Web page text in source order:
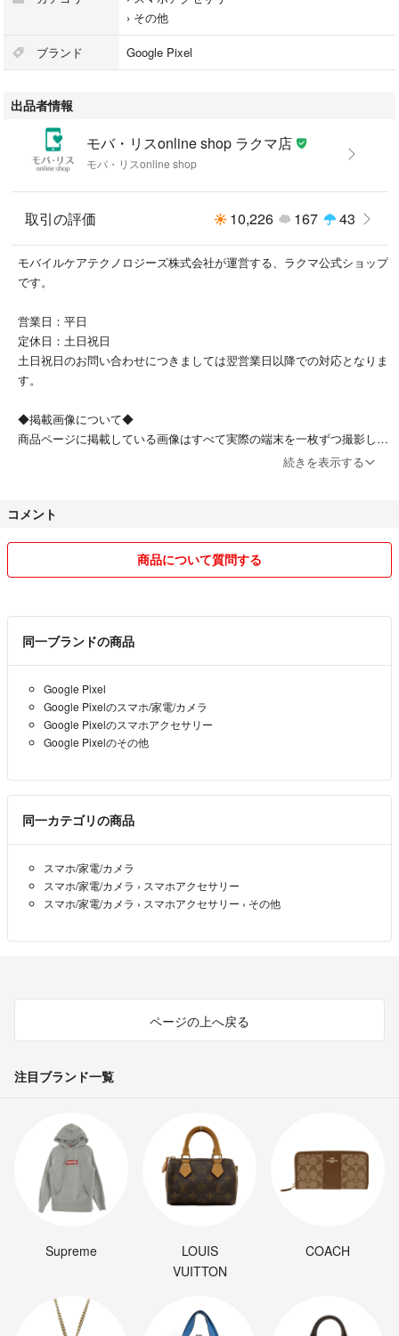
なし 本体のみ
①端末はすべて初期化済み。届いたらすぐに使えます！
②専任スタッフによる検品&クリーニング済。公平な基準でグレード付
③不具合があった場合も、発送後30日以内は返品可能（Jグレードを除
■返品・キャンセル・その他お問い合わせについて
プロフィール欄をご確認ください。
会社によって出品されています。
※1 格安SIMの利用可否については格安SIM提供各社の動作確認済み端末ペ
ージをご確認ください。
ールをご確認ください。
※3 検品時にネットワーク制限について確認していますが、万が一制限が
かかってしまった場合はご購入日から2年以内であれば返品可能です。
› その他
ブランド Google Pixel
出品者情報
モバ・リスonline shop ラクマ店
モバ・リスonline shop
取引の評価 10,226 167 43
モバイルケアテクノロジーズ株式会社が運営する、ラクマ公式ショップ
です。
営業日：平日
定休日：土日祝日
土日祝日のお問い合わせにつきましては翌営業日以降での対応となりま
す。
◆掲載画像について◆
商品ページに​​掲載している画像はすべて実際の端末を一枚ずつ撮影して
商品ページに記載しているグレードの基準は下記のとおりです。​​
未使用品（新品同様の状態）​​
目立つ傷がなく非常にきれいな状態（液晶への傷がなく外装の傷・汚れ
が微細）​​
外装に微細な傷・汚れ等が多少見受けられる）​​
【Cグレード】​​
目立つ傷や擦り傷等があり、明らかな使用感がある状態（液晶に目立つ
傷、複数の傷がある。全体的に傷・汚れ・塗装剥がれが目立つ）​​
目に見えてダメージがあり、激しい損傷または破損している状態（液晶
を含め全般に傷や打痕や割れ等がある）​​
■オーダーいただいてから在庫確認をさせていただくため、キャンセル
させていただく場合があります■ ​​
◆補償について◆​​
合わせフォームよりお問い合わせください。​
ジーズによって運営されています。
https://fril.jp/ts/official/law/mct/
▼返品特約
https://fril.jp/ts/official/law/mct/#return_policy
続きを表示する
コメント
商品について質問する
同一ブランドの商品
Google Pixel
Google Pixelのスマホ/家電/カメラ
Google Pixelのスマホアクセサリー
Google Pixelのその他
同一カテゴリの商品
スマホ/家電/カメラ
スマホ/家電/カメラ › スマホアクセサリー
スマホ/家電/カメラ › スマホアクセサリー › その他
ページの上へ戻る
注目ブランド一覧
Supreme
LOUIS
VUITTON
COACH